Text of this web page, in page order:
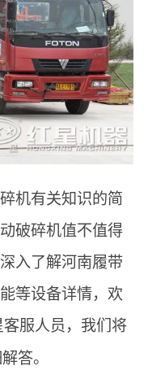
机有关知识的简
破碎机值不值得
入了解河南履带
等设备详情，欢
客服人员，我们将
答。